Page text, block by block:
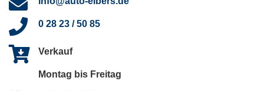
0 28 23 / 50 85
Verkauf
Montag bis Freitag